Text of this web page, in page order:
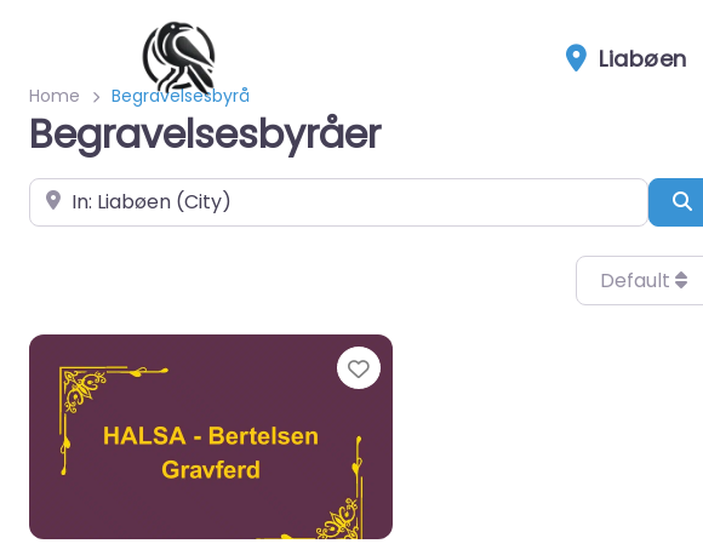
Liabøen
Home Begravelsesbyrå
Begravelsesbyråer
Velg by/sted
Default
Favorite